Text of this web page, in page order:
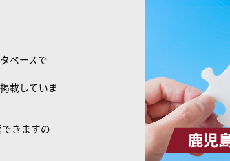
ベースで
載していま
きますの